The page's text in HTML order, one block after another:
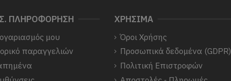
ΠΛΗΡΟΦΟΡΗΣΗ
μου
παραγγελιών
ΧΡΗΣΙΜΑ
Όροι Χρήσης
Προσωπικά δεδομένα (GDPR)
Πολιτική Επιστροφών